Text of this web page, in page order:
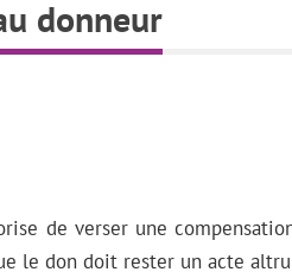
donneur
de verser une
le don doit rester un acte